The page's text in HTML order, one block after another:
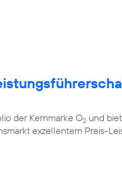
der Kernmarke O2 und
exzellentem Preis-